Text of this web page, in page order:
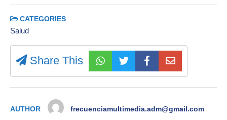
CATEGORIES
Salud
Share This
AUTHOR frecuenciamultimedia.adm@gmail.com